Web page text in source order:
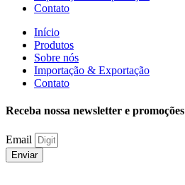
Contato
Início
Produtos
Sobre nós
Importação & Exportação
Contato
Receba nossa newsletter e promoções
Email
Enviar